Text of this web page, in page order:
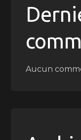
Aucun